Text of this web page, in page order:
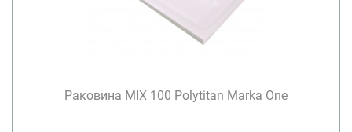
Раковина MIX 100 Polytitan Marka One